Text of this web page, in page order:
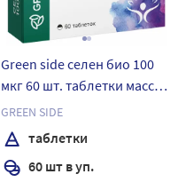
Green side селен био 100
мкг 60 шт. таблетки массой
300 мг
GREEN SIDE
таблетки
60 шт в уп.